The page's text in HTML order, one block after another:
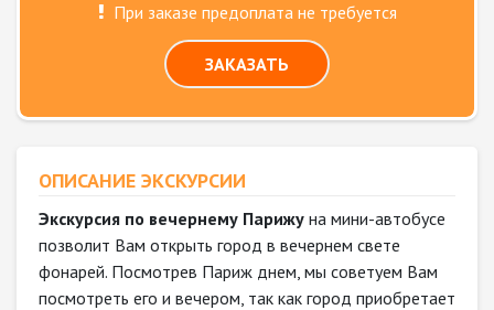
При заказе предоплата не требуется
ЗАКАЗАТЬ
ОПИСАНИЕ ЭКСКУРСИИ
Экскурсия по вечернему Парижу на мини-автобусе
позволит Вам открыть город в вечернем свете
фонарей. Посмотрев Париж днем, мы советуем Вам
посмотреть его и вечером, так как город приобретает